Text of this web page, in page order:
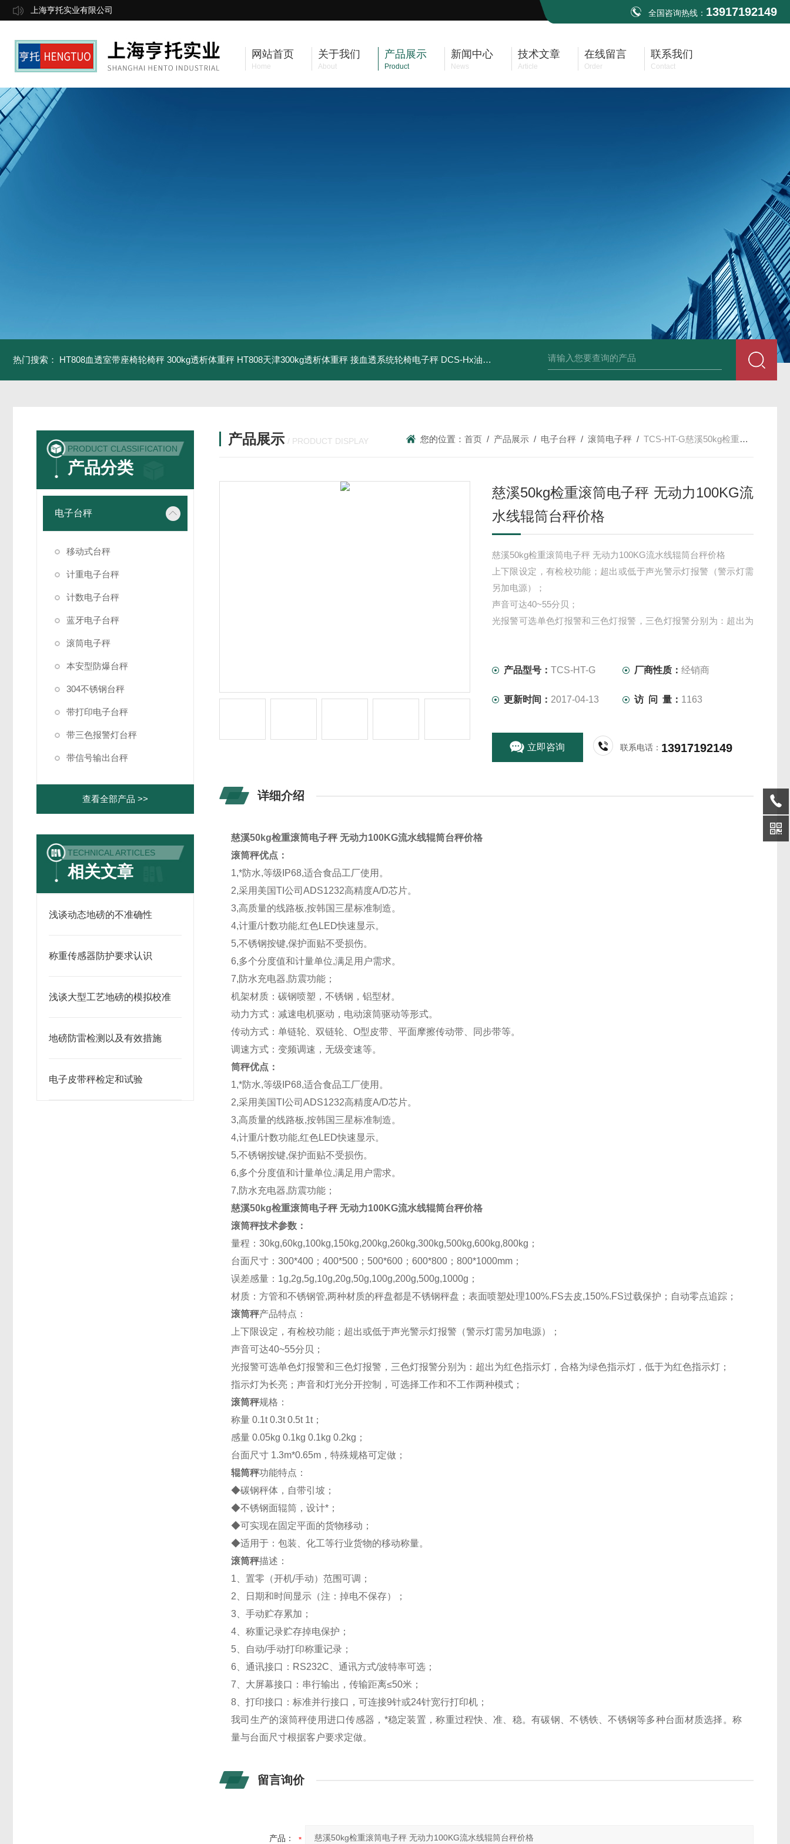
上海亨托实业有限公司 全国咨询热线： 13917192149
网站首页
Home
关于我们
About
产品展示
Product
新闻中心
News
技术文章
Article
在线留言
Order
联系我们
Contact
热门搜索： HT808血透室带座椅轮椅秤 300kg透析体重秤 HT808天津300kg透析体重秤 接血透系统轮椅电子秤 DCS-Hx油桶搬运车电子秤 上海350kg防爆倒桶称 HT808300kg带座椅轮椅秤 血透室轮椅
PRODUCT CLASSIFICATION
产品分类
电子台秤
移动式台秤
计重电子台秤
计数电子台秤
蓝牙电子台秤
滚筒电子秤
本安型防爆台秤
304不锈钢台秤
带打印电子台秤
带三色报警灯台秤
带信号输出台秤
查看全部产品 >>
TECHNICAL ARTICLES
相关文章
浅谈动态地磅的不准确性
称重传感器防护要求认识
浅谈大型工艺地磅的模拟校准
地磅防雷检测以及有效措施
电子皮带秤检定和试验
产品展示 / PRODUCT DISPLAY 您的位置：首页 / 产品展示 / 电子台秤 /滚筒电子秤 /TCS-HT-G慈溪50kg检重滚筒电子秤 无动力100KG流水线辊筒台秤价格
慈溪50kg检重滚筒电子秤 无动力100KG流
水线辊筒台秤价格
慈溪50kg检重滚筒电子秤 无动力100KG流水线辊筒台秤价格
上下限设定，有检校功能；超出或低于声光警示灯报警（警示灯需
另加电源）；
声音可达40~55分贝；
光报警可选单色灯报警和三色灯报警，三色灯报警分别为：超出为
产品型号： TCS-HT-G 厂商性质：经销商
更新时间： 2017-04-13 访 问 量： 1163
立即咨询 联系电话： 13917192149
详细介绍
慈溪50kg检重滚筒电子秤 无动力100KG流水线辊筒台秤价格
滚筒秤优点：
1,*防水,等级IP68,适合食品工厂使用。
2,采用美国TI公司ADS1232高精度A/D芯片。
3,高质量的线路板,按韩国三星标准制造。
4,计重/计数功能,红色LED快速显示。
5,不锈钢按键,保护面贴不受损伤。
6,多个分度值和计量单位,满足用户需求。
7,防水充电器,防震功能；
机架材质：碳钢喷塑，不锈钢，铝型材。
动力方式：减速电机驱动，电动滚筒驱动等形式。
传动方式：单链轮、双链轮、O型皮带、平面摩擦传动带、同步带等。
调速方式：变频调速，无级变速等。
筒秤优点：
1,*防水,等级IP68,适合食品工厂使用。
2,采用美国TI公司ADS1232高精度A/D芯片。
3,高质量的线路板,按韩国三星标准制造。
4,计重/计数功能,红色LED快速显示。
5,不锈钢按键,保护面贴不受损伤。
6,多个分度值和计量单位,满足用户需求。
7,防水充电器,防震功能；
慈溪50kg检重滚筒电子秤 无动力100KG流水线辊筒台秤价格
滚筒秤技术参数：
量程：30kg,60kg,100kg,150kg,200kg,260kg,300kg,500kg,600kg,800kg；
台面尺寸：300*400；400*500；500*600；600*800；800*1000mm；
误差感量：1g,2g,5g,10g,20g,50g,100g,200g,500g,1000g；
材质：方管和不锈钢管,两种材质的秤盘都是不锈钢秤盘；表面喷塑处理100%.FS去皮,150%.FS过载保护；自动零点追踪；
滚筒秤产品特点：
上下限设定，有检校功能；超出或低于声光警示灯报警（警示灯需另加电源）；
声音可达40~55分贝；
光报警可选单色灯报警和三色灯报警，三色灯报警分别为：超出为红色指示灯，合格为绿色指示灯，低于为红色指示灯；
指示灯为长亮；声音和灯光分开控制，可选择工作和不工作两种模式；
滚筒秤规格：
称量 0.1t 0.3t 0.5t 1t；
感量 0.05kg 0.1kg 0.1kg 0.2kg；
台面尺寸 1.3m*0.65m，特殊规格可定做；
辊筒秤功能特点：
◆碳钢秤体，自带引坡；
◆不锈钢面辊筒，设计*；
◆可实现在固定平面的货物移动；
◆适用于：包装、化工等行业货物的移动称量。
滚筒秤描述：
1、置零（开机/手动）范围可调；
2、日期和时间显示（注：掉电不保存）；
3、手动贮存累加；
4、称重记录贮存掉电保护；
5、自动/手动打印称重记录；
6、通讯接口：RS232C、通讯方式/波特率可选；
7、大屏幕接口：串行输出，传输距离≤50米；
8、打印接口：标准并行接口，可连接9针或24针宽行打印机；
我司生产的滚筒秤使用进口传感器，*稳定装置，称重过程快、准、稳。有碳钢、不锈铁、不锈钢等多种台面材质选择。称
量与台面尺寸根据客户要求定做。
留言询价
产品：